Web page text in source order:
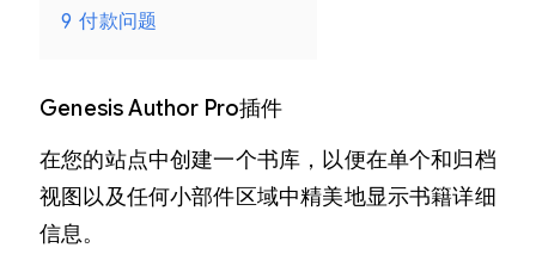
P
e
s
9 付款问题
Genesis Author Pro插件
在您的站点中创建一个书库，以便在单个和归档
视图以及任何小部件区域中精美地显示书籍详细
信息。